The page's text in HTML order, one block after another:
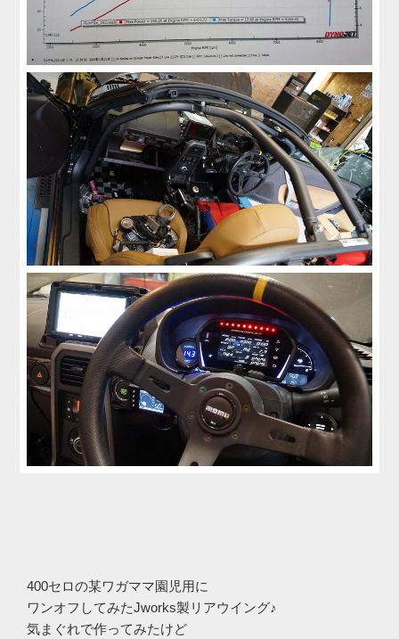
400セロの某ワガママ園児用に
ワンオフしてみたJworks製リアウイング♪
気まぐれで作ってみたけど